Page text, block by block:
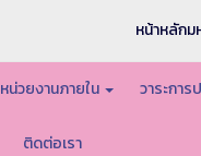
หน้าหลักม
หน่วยงานภายใน วาระการ
ติดต่อเรา